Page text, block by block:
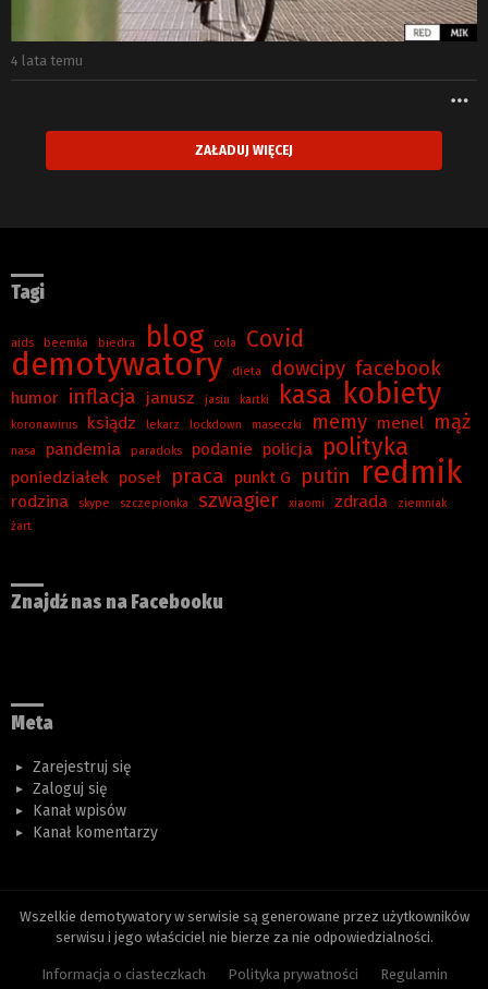
4 lata temu
ZAŁADUJ WIĘCEJ
Tagi
aids beemka biedra blog cola Covid
demotywatory dieta dowcipy facebook
humor inflacja janusz jasiu kartki kasa kobiety
koronawirus ksiądz lekarz lockdown maseczki memy menel mąż
nasa pandemia paradoks podanie policja polityka
poniedziałek poseł praca punkt G putin redmik
rodzina skype szczepionka szwagier xiaomi zdrada
ziemniak
żart
Znajdź nas na Facebooku
Meta
Zarejestruj się
Zaloguj się
Kanał wpisów
Kanał komentarzy
Wszelkie demotywatory w serwisie są generowane przez użytkowników
serwisu i jego właściciel nie bierze za nie odpowiedzialności.
Informacja o ciasteczkach Polityka prywatności Regulamin